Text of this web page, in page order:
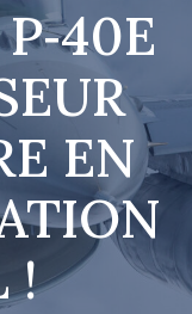
EN
!